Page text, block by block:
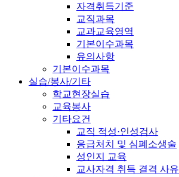
자격취득기준
교직과목
교과교육영역
기본이수과목
유의사항
기본이수과목
실습/봉사/기타
학교현장실습
교육봉사
기타요건
교직 적성·인성검사
응급처치 및 심폐소생술
성인지 교육
교사자격 취득 결격 사유